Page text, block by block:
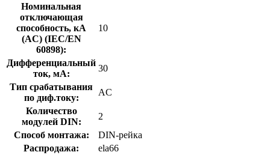
Номинальная
отключающая
способность, кA
(AC) (IEC/EN
60898):
10
Дифференциальный
ток, мА:
30
Тип срабатывания
по диф.току:
AC
Количество
модулей DIN:
2
Способ монтажа:
DIN-рейка
Распродажа:
ela66